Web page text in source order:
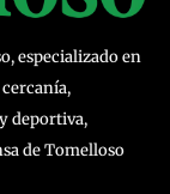
especializado en
deportiva,
de Tomelloso